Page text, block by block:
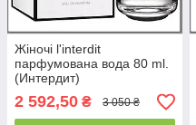
Жіночі l'interdit
парфумована вода 80 ml.
(Интердит)
2 592,50 ₴ 3 050 ₴